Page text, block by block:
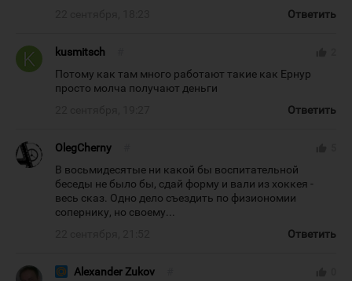
Ответить
kusmitsch
Потому как там много работают такие как Ернур
просто молча получают деньги
Ответить
OlegCherny
В восьмидесятые ни какой бы воспитательной
беседы не было бы, сдай форму и вали из хоккея -
весь сказ. Одно дело съездить по физиономии
сопернику, но своему...
Ответить
Alexander Zukov